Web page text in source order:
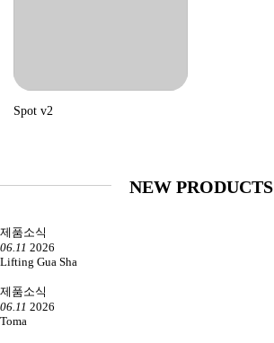
Spot v2
NEW PRODUCTS
제품소식
06.11 2026
Lifting Gua Sha
제품소식
06.11 2026
Toma